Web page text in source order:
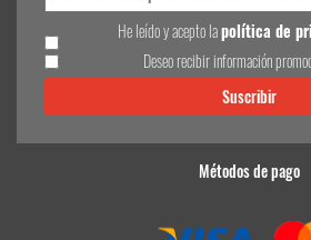
He leído y acepto lapolítica de
Deseo recibir información
Métodos de pago